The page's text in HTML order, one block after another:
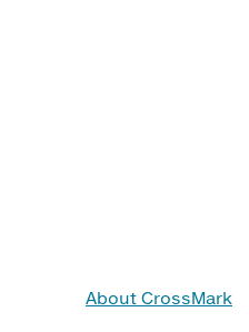
About CrossMark